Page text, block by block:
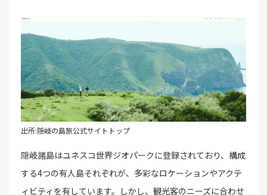
出所:隠岐の島旅公式サイトトップ
隠岐諸島はユネスコ世界ジオパークに登録されており、構成
する4つの有人島それぞれが、多彩なロケーションやアクテ
ィビティを有しています。しかし、観光客のニーズに合わせ